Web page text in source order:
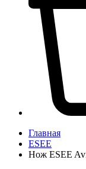
Главная
ESEE
Нож ESEE